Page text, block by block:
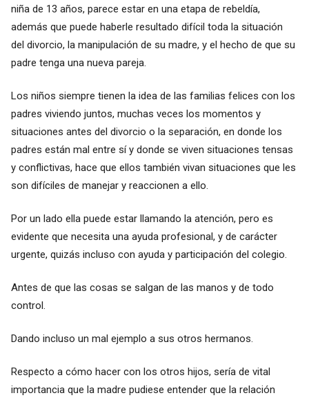
niña de 13 años, parece estar en una etapa de rebeldía,
además que puede haberle resultado difícil toda la situación
del divorcio, la manipulación de su madre, y el hecho de que su
padre tenga una nueva pareja.
Los niños siempre tienen la idea de las familias felices con los
padres viviendo juntos, muchas veces los momentos y
situaciones antes del divorcio o la separación, en donde los
padres están mal entre sí y donde se viven situaciones tensas
y conflictivas, hace que ellos también vivan situaciones que les
son difíciles de manejar y reaccionen a ello.
Por un lado ella puede estar llamando la atención, pero es
evidente que necesita una ayuda profesional, y de carácter
urgente, quizás incluso con ayuda y participación del colegio.
Antes de que las cosas se salgan de las manos y de todo
control.
Dando incluso un mal ejemplo a sus otros hermanos.
Respecto a cómo hacer con los otros hijos, sería de vital
importancia que la madre pudiese entender que la relación